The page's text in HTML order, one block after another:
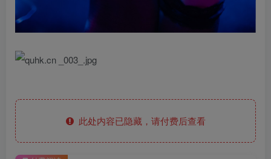
此处内容已隐藏，请付费后查看